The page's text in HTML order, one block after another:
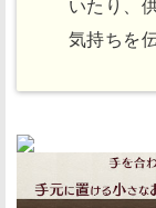
気持ちを